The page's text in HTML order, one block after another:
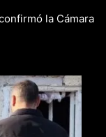
la Cámara